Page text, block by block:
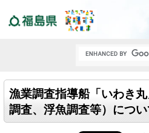
漁業調査指導船「いわき
調査、浮魚調査等）につ